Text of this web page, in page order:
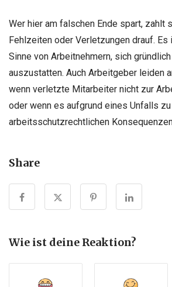
Wer hier am falschen Ende spart, zahlt
Fehlzeiten oder Verletzungen drauf. Es
Sinne von Arbeitnehmern, sich
auszustatten. Auch Arbeitgeber leiden
wenn verletzte Mitarbeiter nicht zur
oder wenn es aufgrund eines Unfalls zu
arbeitsschutzrechtlichen
Share
Wie ist deine Reaktion?